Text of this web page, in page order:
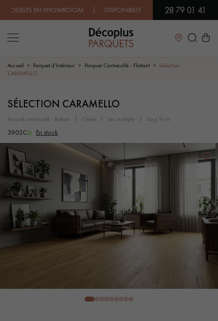
EN SHOWROOM | DISPONIBILITÉ IMMÉDIATE | EXPÉDITION
28 79 01 41
Fermer
PARQUET MASSIF
PARQUET CONTRECOLLÉ -
SOL PLAQUÉ BOIS VERITABLES
PARQUETS À MOTIFS
TRADITIONNELS
PARQUET EN BOIS EXOTIQUE
PARQUET EN BOIS BRUT
PARQUET EN CHÊNE FUMÉ
Accueil Parquet d'Intérieur Parquet Contrecollé - Flottant
Sélection
CARAMELLO
SÉLECTION CARAMELLO
parquet contrecollé - flottant chêne les multiply larg 9 cm
3902C En stock